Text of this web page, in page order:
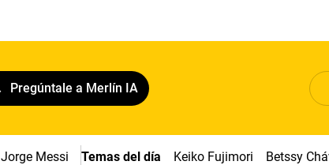
Pregúntale a Merlín IA
Jorge Messi Temas del día Keiko Fujimori Betssy